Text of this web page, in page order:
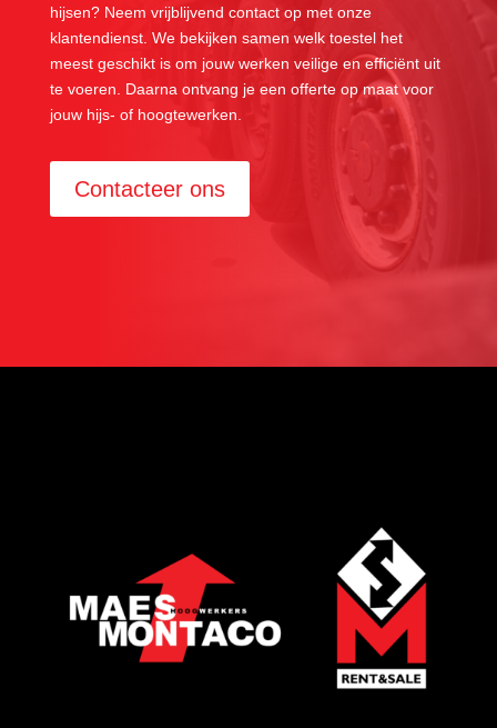
hijsen? Neem vrijblijvend contact op met onze
klantendienst. We bekijken samen welk toestel het
meest geschikt is om jouw werken veilige en efficiënt uit
te voeren. Daarna ontvang je een offerte op maat voor
jouw hijs- of hoogtewerken.
Contacteer ons